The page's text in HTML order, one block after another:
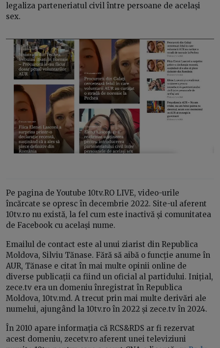
legaliza parteneriatul civil între persoane de același
sex.
Pe pagina de Youtube 10tv.RO LIVE, video-urile
încărcate se opresc în decembrie 2022. Site-ul aferent
10tv.ro nu există, la fel cum este inactivă și comunitatea
de Facebook cu același nume.
Emailul de contact este al unui ziarist din Republica
Moldova, Silviu Tănase. Fără să aibă o funcție anume în
AUR, Tănase e citat în mai multe opinii online de
diverse publicații ca fiind un oficial al partidului. Inițial,
zece.tv era un domeniu înregistrat în Republica
Moldova, 10tv.md. A trecut prin mai multe derivări ale
numelui, ajungând la 10tv.ro în 2022 și zece.tv în 2024.
În 2010 apare informația că RCS&RDS ar fi rezervat
acest domeniu, zecetv.ro aferent unei televiziuni